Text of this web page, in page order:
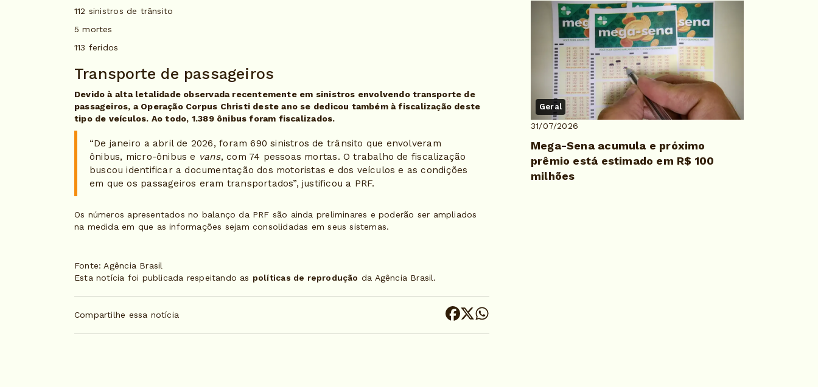
112 sinistros de trânsito
5 mortes
113 feridos
Transporte de passageiros
Devido à alta letalidade observada recentemente em sinistros envolvendo transporte de
passageiros, a Operação Corpus Christi deste ano se dedicou também à fiscalização deste
tipo de veículos. Ao todo, 1.389 ônibus foram fiscalizados.
“De janeiro a abril de 2026, foram 690 sinistros de trânsito que envolveram
ônibus, micro-ônibus e vans, com 74 pessoas mortas. O trabalho de fiscalização
buscou identificar a documentação dos motoristas e dos veículos e as condições
em que os passageiros eram transportados”, justificou a PRF.
Os números apresentados no balanço da PRF são ainda preliminares e poderão ser ampliados
na medida em que as informações sejam consolidadas em seus sistemas.
Fonte: Agência Brasil
Esta notícia foi publicada respeitando as políticas de reprodução da Agência Brasil.
Compartilhe essa notícia
Geral
31/07/2026
Mega-Sena acumula e próximo
prêmio está estimado em R$ 100
milhões